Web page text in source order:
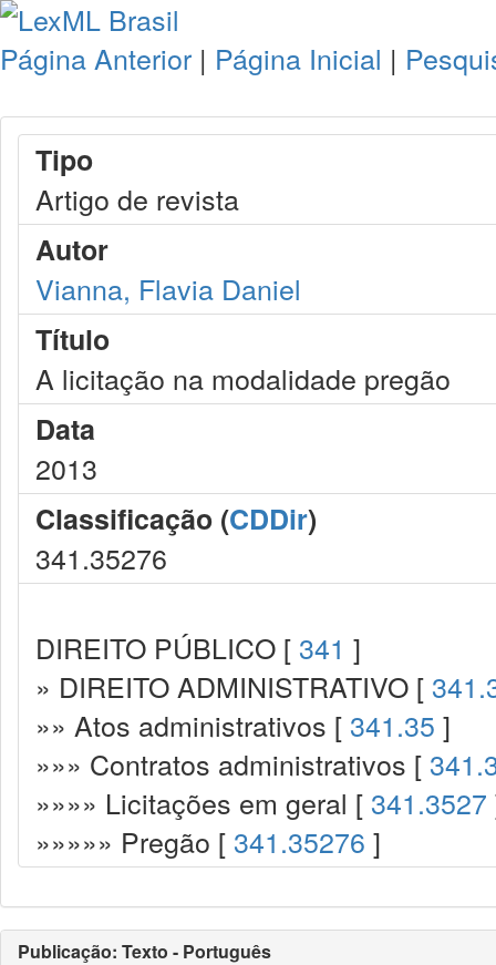
Página Anterior | Página Inicial |
Tipo
Artigo de revista
Autor
Vianna, Flavia Daniel
Título
A licitação na modalidade pregão
Data
2013
Classificação (CDDir)
341.35276
DIREITO PÚBLICO [ 341 ]
» DIREITO ADMINISTRATIVO [
»» Atos administrativos [ 341.35 ]
»»» Contratos administrativos [
»»»» Licitações em geral [ 341.3527
»»»»» Pregão [ 341.35276 ]
Publicação: Texto - Português